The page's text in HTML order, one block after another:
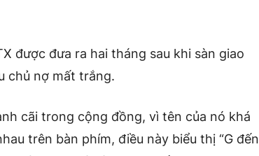
được đưa ra hai tháng sau khi sàn giao
chủ nợ mất trắng.
cãi trong cộng đồng, vì tên của nó khá
trên bàn phím, điều này biểu thị “G đến